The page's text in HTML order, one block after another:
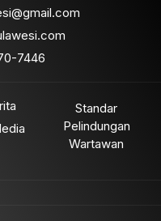
7446
Standar
Pelindungan
Wartawan